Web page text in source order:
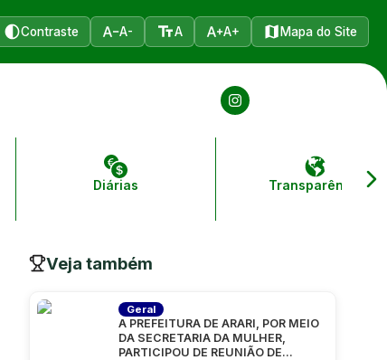
Contraste A- A A+ Mapa do Site
Diárias Transparência
Veja também
Geral
A PREFEITURA DE ARARI, POR MEIO
DA SECRETARIA DA MULHER,
PARTICIPOU DE REUNIÃO DE